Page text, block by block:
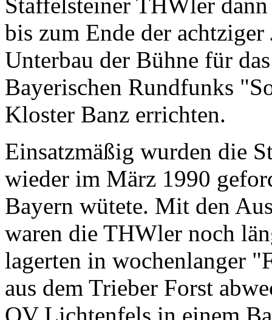
bis zum Ende der
Unterbau der Bühne für
Bayerischen Rundfunks
Kloster Banz errichten.
Einsatzmäßig wurden die
wieder im März 1990
Bayern wütete. Mit den
waren die THWler noch
lagerten in wochenlanger
aus dem Trieber Forst
OV Lichtenfels in einem